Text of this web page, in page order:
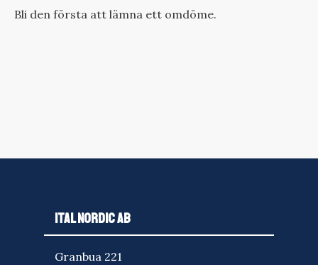
Bli den första att lämna ett omdöme.
ITAL NORDIC AB
Granbua 221